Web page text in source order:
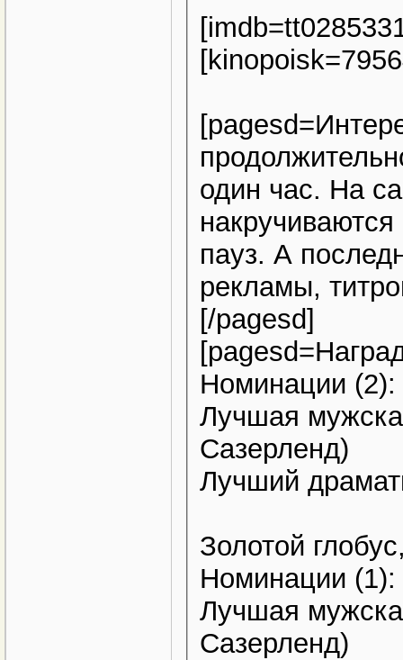
один час. На
пауз. А
рекламы,
[/pagesd]
Номинации (2):
Лучшая
Сазерленд)
Лучший
Золотой
Номинации (1):
Лучшая
Сазерленд)